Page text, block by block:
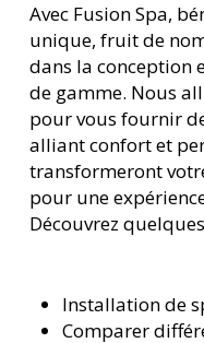
Avec Fusion Spa,
unique, fruit de
dans la conception
de gamme. Nous
pour vous fournir
alliant confort et
transformeront
pour une
Découvrez
Installation de
Comparer